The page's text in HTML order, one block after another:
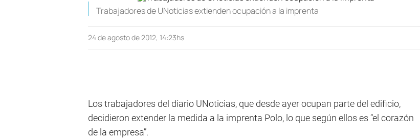
Trabajadores de UNoticias extienden ocupación a la imprenta
24 de agosto de 2012, 14:23hs
Los trabajadores del diario UNoticias, que desde ayer ocupan parte del edificio,
decidieron extender la medida a la imprenta Polo, lo que según ellos es “el corazón
de la empresa”.